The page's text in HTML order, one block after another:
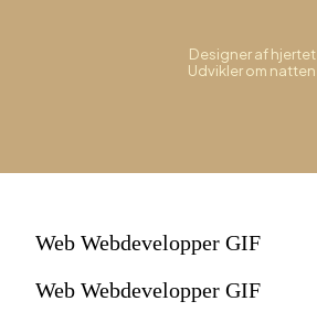
Designer af hjertet
Udvikler om natten
Web Webdevelopper GIF
Web Webdevelopper GIF